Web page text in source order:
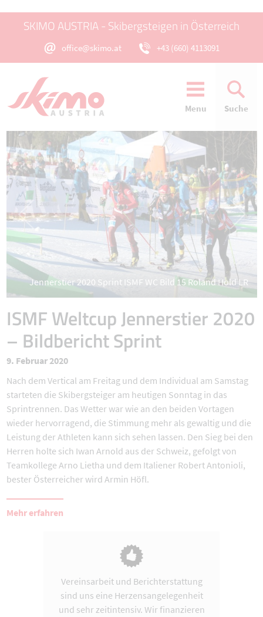
SKIMO AUSTRIA - Skibergsteigen in Österreich
office@skimo.at +43 (660) 4113091
Menu Suche
Jennerstier 2020 Sprint ISMF WC Bild 15 Roland Hold LR
ISMF Weltcup Jennerstier 2020
– Bildbericht Sprint
9. Februar 2020
Nach dem Vertical am Freitag und dem Individual am Samstag
starteten die Skibergsteiger am heutigen Sonntag in das
Sprintrennen. Das Wetter war wie an den beiden Vortagen
wieder hervorragend, die Stimmung mehr als gewaltig und die
Leistung der Athleten kann sich sehen lassen. Den Sieg bei den
Herren holte sich Iwan Arnold aus der Schweiz, gefolgt von
Teamkollege Arno Lietha und dem Italiener Robert Antonioli,
bester Österreicher wird Armin Höfl.
Mehr erfahren
Vereinsarbeit und Berichterstattung
sind uns eine Herzensangelegenheit
und sehr zeitintensiv. Wir finanzieren